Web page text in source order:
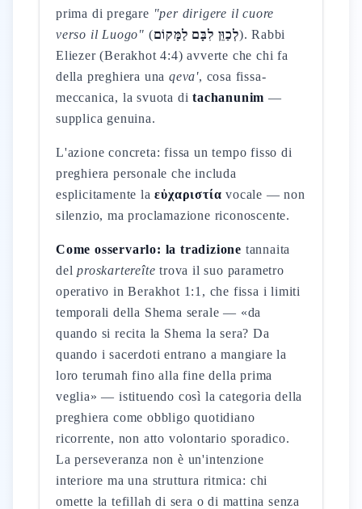
prima di pregare "per dirigere il cuore
verso il Luogo" (לְכַוֵּן לִבָּם לַמָּקוֹם). Rabbi
Eliezer (Berakhot 4:4) avverte che chi fa
della preghiera unaqeva', cosa fissa-
meccanica, la svuota ditachanunim —
supplica genuina.
L'azione concreta: fissa un tempo fisso di
preghiera personale che includa
esplicitamente laεὐχαριστία vocale — non
silenzio, ma proclamazione riconoscente.
Come osservarlo: la tradizione tannaita
delproskartereîte trova il suo parametro
operativo in Berakhot 1:1, che fissa i limiti
temporali della Shema serale — «da
quando si recita la Shema la sera? Da
quando i sacerdoti entrano a mangiare la
loro terumah fino alla fine della prima
veglia» — istituendo così la categoria della
preghiera come obbligo quotidiano
ricorrente, non atto volontario sporadico.
La perseveranza non è un'intenzione
interiore ma una struttura ritmica: chi
omette la tefillah di sera o di mattina senza